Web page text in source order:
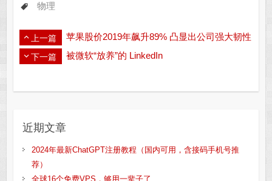
物理
上一篇 苹果股价2019年飙升89% 凸显出公司强大韧性
下一篇 被微软“放养”的 LinkedIn
近期文章
2024年最新ChatGPT注册教程（国内可用，含接码手机号推
荐）
全球16个免费VPS，够用一辈子了